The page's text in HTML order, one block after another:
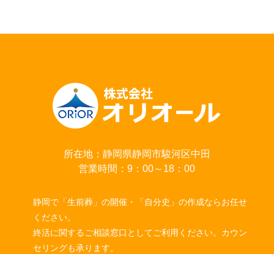
所在地：静岡県静岡市駿河区中田
営業時間：9：00～18：00
静岡で「生前葬」の開催・「自分史」の作成ならお任せ
ください。
終活に関するご相談窓口としてご利用ください。カウン
セリングも承ります。